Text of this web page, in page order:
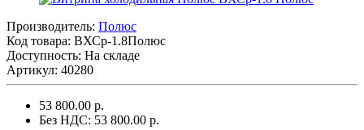
Производитель: Полюс
Код товара: ВХСр-1.8Полюс
Доступность: На складе
Артикул: 40280
53 800.00 р.
Без НДС: 53 800.00 р.